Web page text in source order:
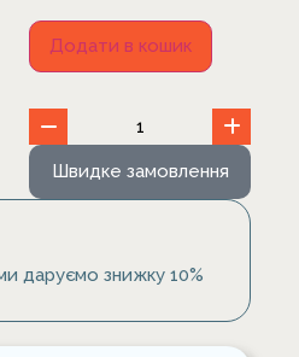
Додати в кошик
Швидке замовлення
даруємо знижку 10%